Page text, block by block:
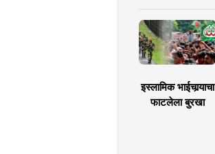
इस्लामिक भाईचार्‍याचा
फाटलेला बुरखा